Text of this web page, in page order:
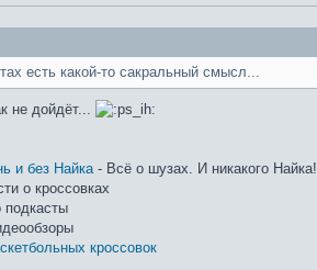
есть какой-то сакральный смысл...
не дойдёт...
и без Найка- Всё о шузах. И никакого Найка!
о кроссовках
кроссовок